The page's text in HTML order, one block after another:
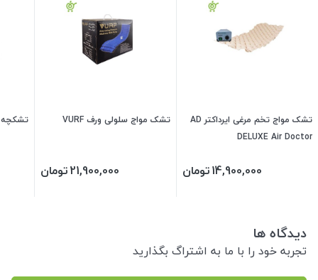
تشک مواج تخم مرغی ایرداکتر AD
DELUXE Air Doctor
14,900,000تومان
تشک مواج سلولی ورف VURF
21,900,000تومان
تشکچه
دیدگاه ها
تجربه خود را با ما به اشتراگ بگذارید